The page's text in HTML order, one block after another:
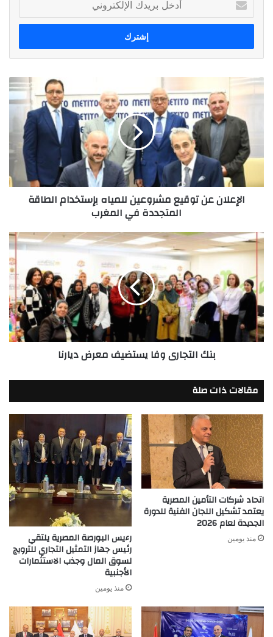
بريدك
الإلكتروني
الإعلان
عن
مشروعين
للمياه
بإستخدام
الطاقة
المتجددة
في
المغربالإعلان عن توقيع مشروعين للمياه بإستخدام الطاقة
المتجددة في المغرب
بنك
التجارى
يستضيف
معرض
ديارنا
بنك التجارى وفا يستضيف معرض ديارنا
مقالات ذات صلة
اتحاد شركات التأمين المصرية
يعتمد تشكيل اللجان الفنية للدورة
الجديدة لعام 2026
منذ يومين رءيس البورصة المصرية يلتقي
رئيس جهاز التمثيل التجاري للترويج
لسوق المال وجذب الاستثمارات
الأجنبية
منذ يومين